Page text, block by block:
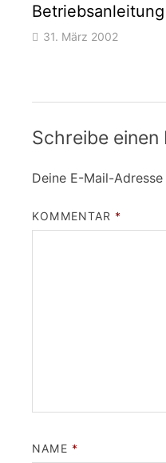
Betriebsanleitung
31. März 2002
Schreibe einen
Deine E-Mail-
KOMMENTAR *
NAME *